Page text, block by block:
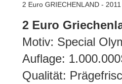
2 Euro GRIECHENLAND - 2011
2 Euro
Motiv: Special
Auflage:
Qualität: